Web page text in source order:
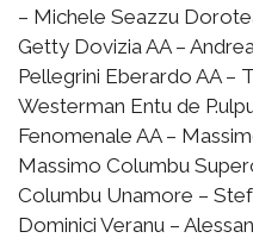
– Michele Seazzu
Getty Dovizia AA –
Pellegrini Eberardo AA –
Westerman Entu de
Fenomenale AA –
Massimo Columbu
Columbu Unamore –
Dominici Veranu –